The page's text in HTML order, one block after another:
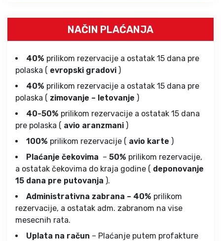
NAČIN PLAĆANJA
40% prilikom rezervacije a ostatak 15 dana pre
polaska ( evropski gradovi )
40% prilikom rezervacije a ostatak 15 dana pre
polaska ( zimovanje – letovanje )
40-50% prilikom rezervacije a ostatak 15 dana
pre polaska ( avio aranzmani )
100% prilikom rezervacije ( avio karte )
Plaćanje čekovima – 50% prilikom rezervacije,
a ostatak čekovima do kraja godine ( deponovanje
15 dana pre putovanja ).
Administrativna zabrana – 40% prilikom
rezervacije, a ostatak adm. zabranom na vise
mesecnih rata.
Uplata na račun – Plaćanje putem profakture